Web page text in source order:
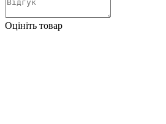
Оцініть товар